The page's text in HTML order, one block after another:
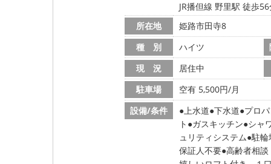
JR播但線 野里駅 徒歩
所在地
姫路市田寺8
種 別
ハイツ
現 況
居住中
駐車場
空有 5,500円/月
設備/条件
上水道 下水道 プロ
ト
ガスキッチン シャ
ュリティシステム 駐輪
保証人不要 高齢者相談